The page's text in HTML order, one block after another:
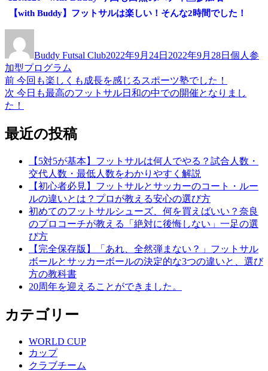
【with Buddy】フットサルは楽しい！そんな2時間でした！
者
Buddy Futsal Club日:
2022年9月24日 2022年9月28日ゴ
個人参
加型プログラム
投
稿
ビ
前 前
の
投
今回も楽しくも成長を感じるスポーツ塾でした！
次 次
の
稿:
今日も最高のフットサル日和の中での開催となりまし
た！
最近の投稿
【5対5が基本】フットサルは何人でやる？試合人数・
交代人数・最低人数をわかりやすく解説
【初心者必見】フットサルとサッカーのコート・ルー
ルの違いとは？プロが教える安心の選び方
初めてのフットサルシューズ、何を買えばいい？奈良
のプロコーチが教える「絶対に後悔しない」一足の選
び方
【完全保存版】「あれ、全然弾まない？」フットサル
ボールとサッカーボールの決定的な3つの違いと、選び
方の教科書
20周年を迎えることができました。
カテゴリー
WORLD CUP
カップ
クラブチーム